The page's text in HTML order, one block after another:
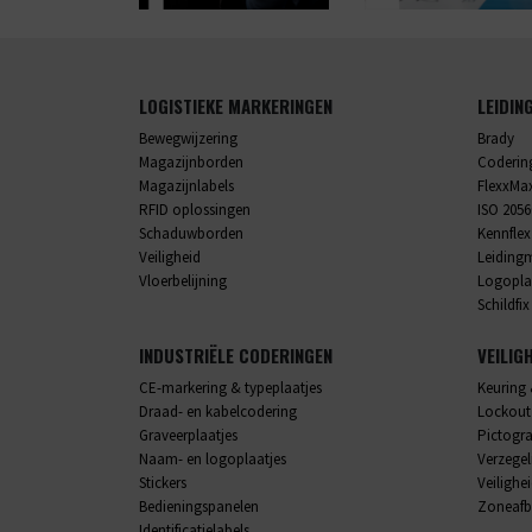
LOGISTIEKE MARKERINGEN
Bewegwijzering
Magazijnborden
Magazijnlabels
RFID oplossingen
Schaduwborden
Veiligheid
Vloerbelijning
Brady
ISO
Kennflex
Schildfix
INDUSTRIËLE CODERINGEN
CE-markering & typeplaatjes
Draad- en kabelcodering
Graveerplaatjes
Naam- en logoplaatjes
Stickers
Bedieningspanelen
Keuring